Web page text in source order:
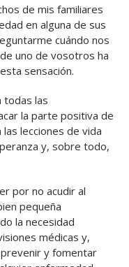
de mis familiares
en alguna de sus
cuándo nos
uno de vosotros ha
sensación.
todas las
la parte positiva de
lecciones de vida
y, sobre todo,
por no acudir al
pequeña
la necesidad
médicas y,
y fomentar